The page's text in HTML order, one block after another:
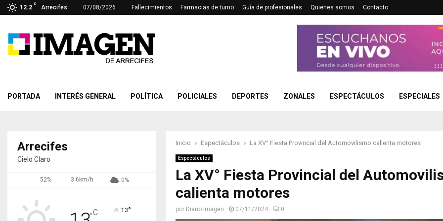
12.2
C
Arrecifes 07/08/2026 Fallecimientos Farmacias de turno Guía de profesionales Quienes somos Contacto
PORTADA INTERÉS GENERAL POLÍTICA POLICIALES DEPORTES ZONALES ESPECTÁCULOS ESPECIALES
Inicio Espectáculos La XV° Fiesta Provincial del Automovilismo calienta motores
Espectáculos
La XV° Fiesta Provincial del
calienta motores
por Diario Imagen 07/11/2024 0
Arrecifes
Cielo Claro
52% 3.6km/h 0%
°C 13°